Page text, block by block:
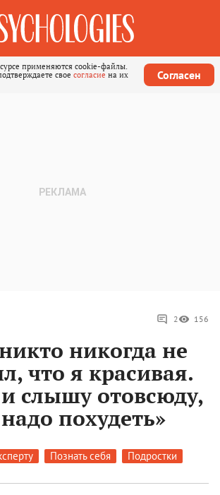
применяются cookie-файлы.
свое согласие на их
Согласен
2 156
никогда не
что я красивая.
слышу отовсюду,
похудеть»
Познать себя Подростки